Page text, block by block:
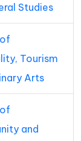
Studies
Tourism
Arts
and